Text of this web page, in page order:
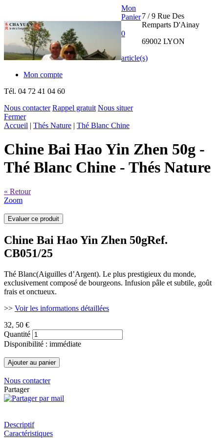
THE CHA
YUAN
INTERNATIONAL
7 / 9 Rue Des
Remparts D'Ainay
69002 LYON
Mon
Panier
0
article(s)
Mon compte
Tél. 04 72 41 04 60
Nous contacter Rappel gratuit Nous situer
Fermer
Accueil | Thés Nature | Thé Blanc Chine
Chine Bai Hao Yin Zhen 50g -
Thé Blanc Chine - Thés Nature
« Retour
Zoom
Chine Bai Hao Yin Zhen 50gRef.
CB051/25
Thé Blanc(Aiguilles d’Argent). Le plus prestigieux du monde,
exclusivement composé de bourgeons. Infusion pâle et subtile, goût
frais et onctueux.
>> Voir les informations détaillées
32, 50 €
Quantité
Disponibilité : immédiate
Nous contacter
Partager
Descriptif
Caractéristiques